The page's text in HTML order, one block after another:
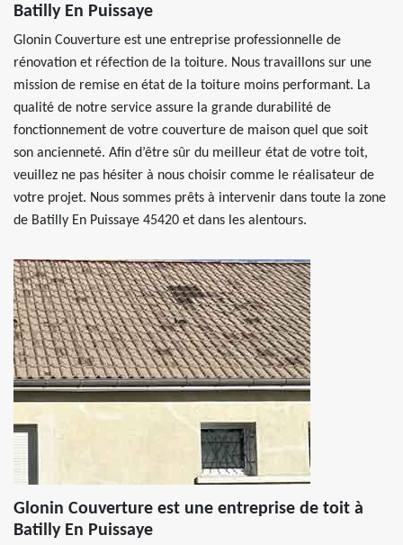
Batilly En Puissaye
Glonin Couverture est une entreprise professionnelle de
rénovation et réfection de la toiture. Nous travaillons sur une
mission de remise en état de la toiture moins performant. La
qualité de notre service assure la grande durabilité de
fonctionnement de votre couverture de maison quel que soit
son ancienneté. Afin d’être sûr du meilleur état de votre toit,
veuillez ne pas hésiter à nous choisir comme le réalisateur de
votre projet. Nous sommes prêts à intervenir dans toute la zone
de Batilly En Puissaye 45420 et dans les alentours.
Glonin Couverture est une entreprise de toit à
Batilly En Puissaye